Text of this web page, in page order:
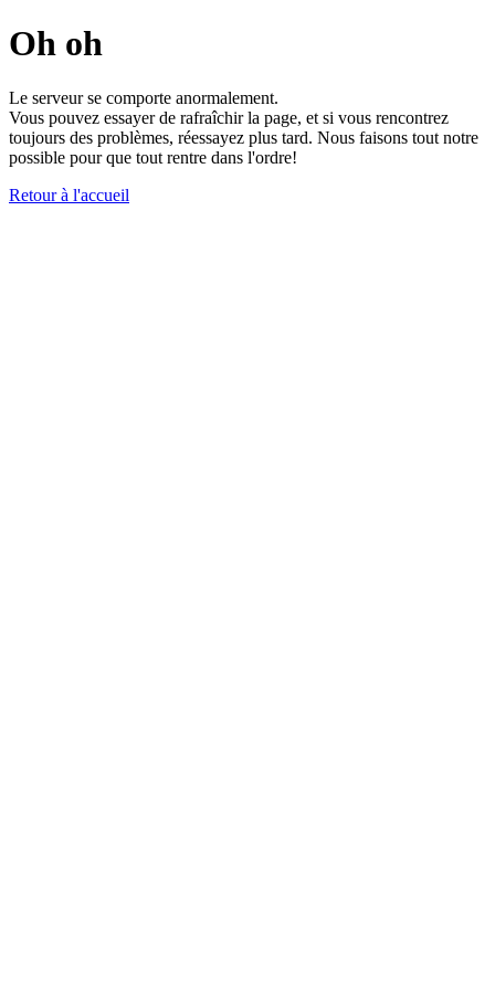
Oh oh
Le serveur se comporte anormalement.
Vous pouvez essayer de rafraîchir la page, et si vous rencontrez
toujours des problèmes, réessayez plus tard. Nous faisons tout notre
possible pour que tout rentre dans l'ordre!
Retour à l'accueil